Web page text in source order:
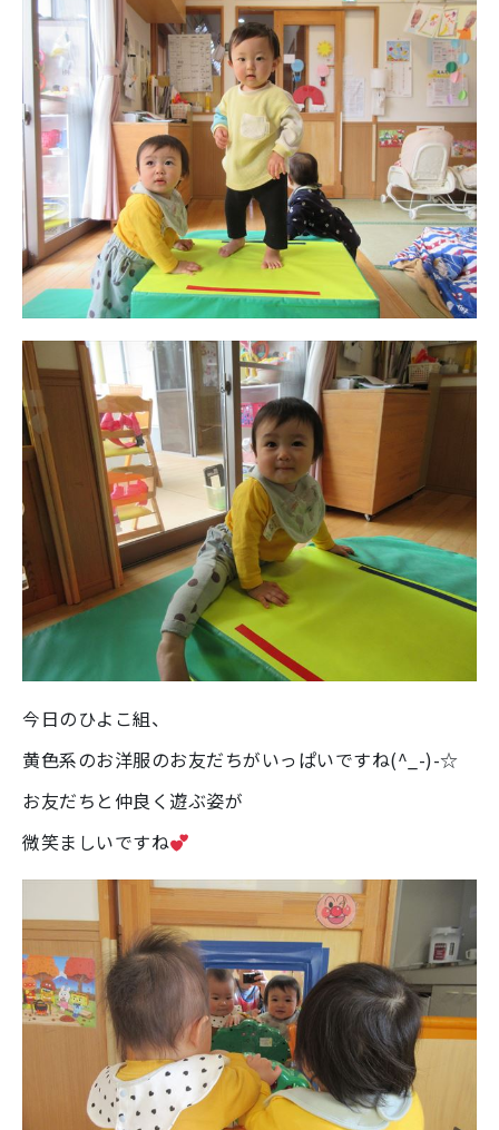
今日のひよこ組、
黄色系のお洋服のお友だちがいっぱいですね(^_-)-☆
お友だちと仲良く遊ぶ姿が
微笑ましいですね